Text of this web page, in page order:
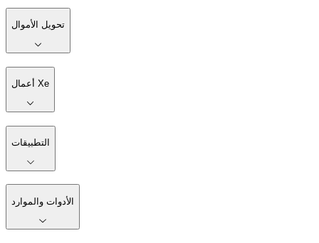
تحويل الأموال
أعمال Xe
التطبيقات
الأدوات والموارد